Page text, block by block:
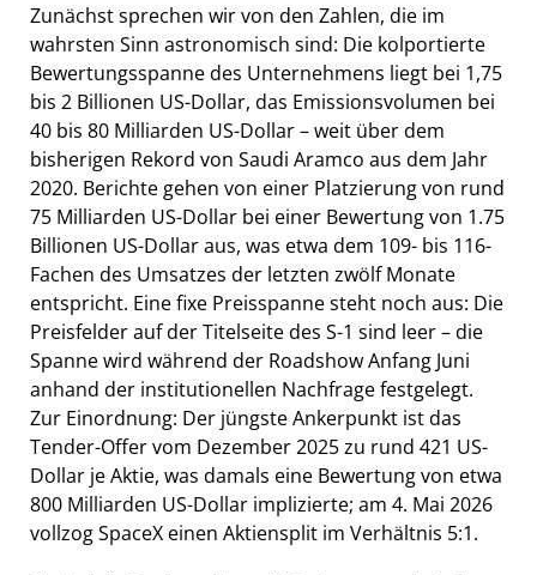
Zunächst sprechen wir von den Zahlen, die im
wahrsten Sinn astronomisch sind: Die kolportierte
Bewertungsspanne des Unternehmens liegt bei 1,75
bis 2 Billionen US-Dollar, das Emissionsvolumen bei
40 bis 80 Milliarden US-Dollar – weit über dem
bisherigen Rekord von Saudi Aramco aus dem Jahr
2020. Berichte gehen von einer Platzierung von rund
75 Milliarden US-Dollar bei einer Bewertung von 1.75
Billionen US-Dollar aus, was etwa dem 109- bis 116-
Fachen des Umsatzes der letzten zwölf Monate
entspricht. Eine fixe Preisspanne steht noch aus: Die
Preisfelder auf der Titelseite des S-1 sind leer – die
Spanne wird während der Roadshow Anfang Juni
anhand der institutionellen Nachfrage festgelegt.
Zur Einordnung: Der jüngste Ankerpunkt ist das
Tender-Offer vom Dezember 2025 zu rund 421 US-
Dollar je Aktie, was damals eine Bewertung von etwa
800 Milliarden US-Dollar implizierte; am 4. Mai 2026
vollzog SpaceX einen Aktiensplit im Verhältnis 5:1.